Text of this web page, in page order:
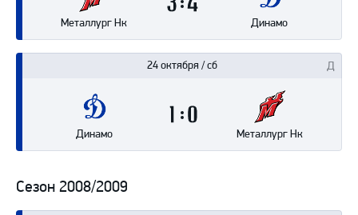
Металлург Нк
3
Динамо
4
24 октября / сб
Динамо
1
Металлург Нк
0
Сезон 2008/2009